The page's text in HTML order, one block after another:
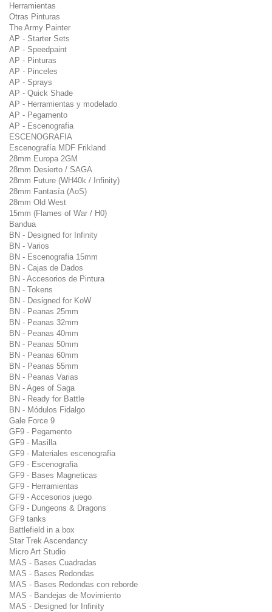
Herramientas
Otras Pinturas
The Army Painter
AP - Starter Sets
AP - Speedpaint
AP - Pinturas
AP - Pinceles
AP - Sprays
AP - Quick Shade
AP - Herramientas y modelado
AP - Pegamento
AP - Escenografia
ESCENOGRAFIA
Escenografía MDF Frikland
28mm Europa 2GM
28mm Desierto / SAGA
28mm Future (WH40k / Infinity)
28mm Fantasía (AoS)
28mm Old West
15mm (Flames of War / H0)
Bandua
BN - Designed for Infinity
BN - Varios
BN - Escenografia 15mm
BN - Cajas de Dados
BN - Accesorios de Pintura
BN - Tokens
BN - Designed for KoW
BN - Peanas 25mm
BN - Peanas 32mm
BN - Peanas 40mm
BN - Peanas 50mm
BN - Peanas 60mm
BN - Peanas 55mm
BN - Peanas Varias
BN - Ages of Saga
BN - Ready for Battle
BN - Módulos Fidalgo
Gale Force 9
GF9 - Pegamento
GF9 - Masilla
GF9 - Materiales escenografia
GF9 - Escenografia
GF9 - Bases Magneticas
GF9 - Herramientas
GF9 - Accesorios juego
GF9 - Dungeons & Dragons
GF9 tanks
Battlefield in a box
Star Trek Ascendancy
Micro Art Studio
MAS - Bases Cuadradas
MAS - Bases Redondas
MAS - Bases Redondas con reborde
MAS - Bandejas de Movimiento
MAS - Designed for Infinity